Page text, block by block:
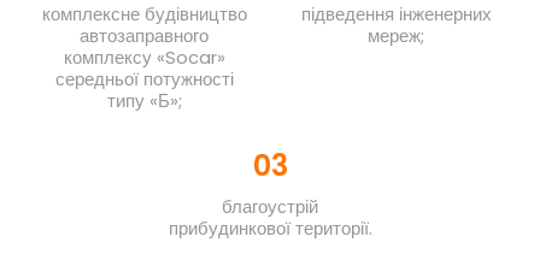
комплексне будівництво
автозаправного
комплексу «Socar»
середньої потужності
типу «Б»;
підведення інженерних
мереж;
03
благоустрій
прибудинкової території.